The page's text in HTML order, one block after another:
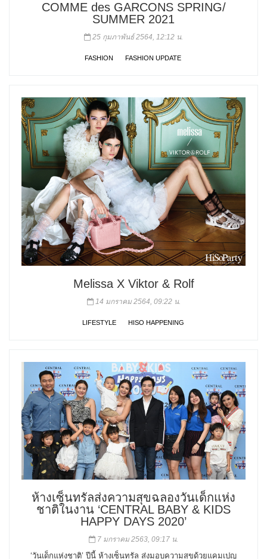
COMME des GARCONS SPRING/
SUMMER 2021
25 กุมภาพันธ์ 2564, 12:12 น.
FASHION FASHION UPDATE
Melissa X Viktor & Rolf
14 มกราคม 2564, 09:22 น.
LIFESTYLE HISO HAPPENING
ห้างเซ็นทรัลส่งความสุขฉลองวันเด็กแห่ง
ชาติในงาน ‘CENTRAL BABY & KIDS
HAPPY DAYS 2020’
7 มกราคม 2563, 09:17 น.
‘วันเด็กแห่งชาติ’ ปีนี้ ห้างเซ็นทรัล ส่งมอบความสุขด้วยแคมเปญ